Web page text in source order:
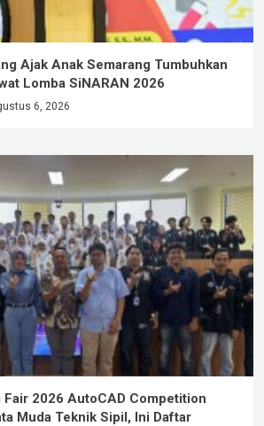
Ajak Anak Semarang Tumbuhkan
Lomba SiNARAN 2026
6, 2026
Fair 2026 AutoCAD Competition
Muda Teknik Sipil, Ini Daftar